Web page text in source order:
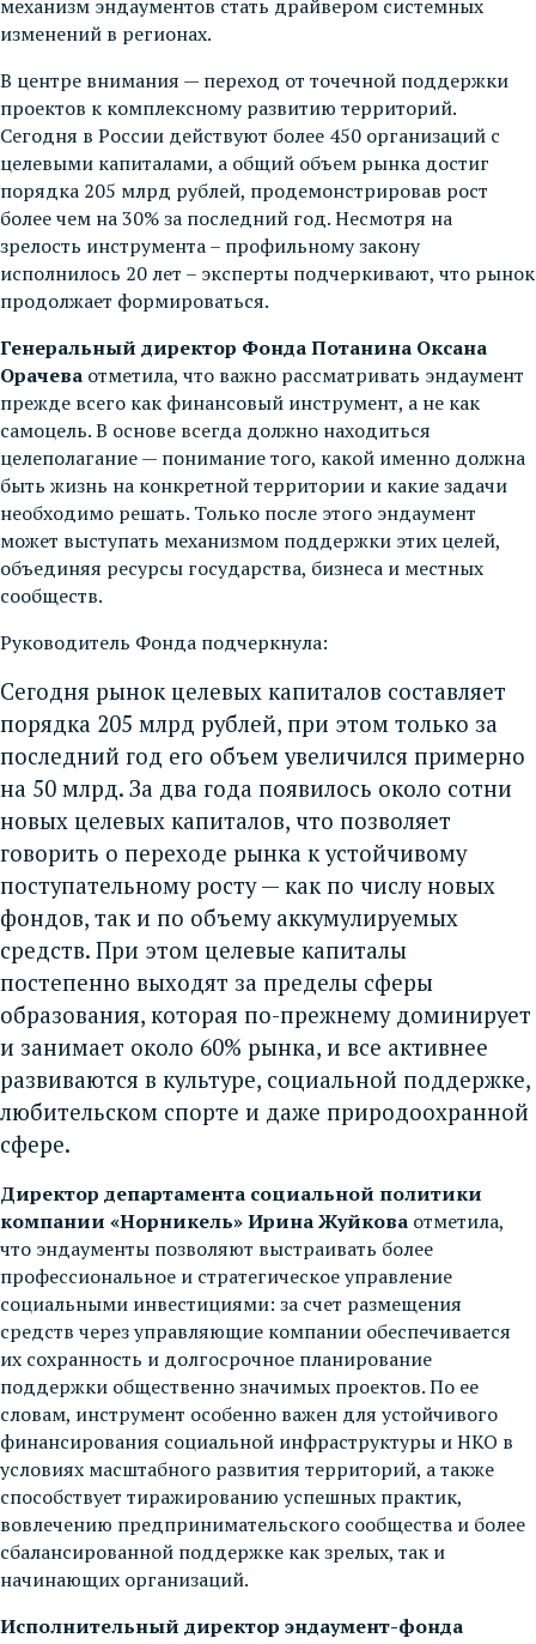
механизм эндаументов стать драйвером системных
изменений в регионах.
В центре внимания — переход от точечной поддержки
проектов к комплексному развитию территорий.
Сегодня в России действуют более 450 организаций с
целевыми капиталами, а общий объем рынка достиг
порядка 205 млрд рублей, продемонстрировав рост
более чем на 30% за последний год. Несмотря на
зрелость инструмента – профильному закону
исполнилось 20 лет – эксперты подчеркивают, что рынок
продолжает формироваться.
Генеральный директор Фонда Потанина Оксана
Орачева отметила, что важно рассматривать эндаумент
прежде всего как финансовый инструмент, а не как
самоцель. В основе всегда должно находиться
целеполагание — понимание того, какой именно должна
быть жизнь на конкретной территории и какие задачи
необходимо решать. Только после этого эндаумент
может выступать механизмом поддержки этих целей,
объединяя ресурсы государства, бизнеса и местных
сообществ.
Руководитель Фонда подчеркнула:
Сегодня рынок целевых капиталов составляет
порядка 205 млрд рублей, при этом только за
последний год его объем увеличился примерно
на 50 млрд. За два года появилось около сотни
новых целевых капиталов, что позволяет
говорить о переходе рынка к устойчивому
поступательному росту — как по числу новых
фондов, так и по объему аккумулируемых
средств. При этом целевые капиталы
постепенно выходят за пределы сферы
образования, которая по-прежнему доминирует
и занимает около 60% рынка, и все активнее
развиваются в культуре, социальной поддержке,
любительском спорте и даже природоохранной
сфере.
Директор департамента социальной политики
компании «Норникель» Ирина Жуйкова отметила,
что эндаументы позволяют выстраивать более
профессиональное и стратегическое управление
социальными инвестициями: за счет размещения
средств через управляющие компании обеспечивается
их сохранность и долгосрочное планирование
поддержки общественно значимых проектов. По ее
словам, инструмент особенно важен для устойчивого
финансирования социальной инфраструктуры и НКО в
условиях масштабного развития территорий, а также
способствует тиражированию успешных практик,
вовлечению предпринимательского сообщества и более
сбалансированной поддержке как зрелых, так и
начинающих организаций.
Исполнительный директор эндаумент-фонда